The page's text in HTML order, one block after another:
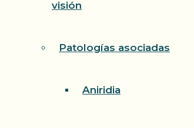
visión
Patologías asociadas
Aniridia